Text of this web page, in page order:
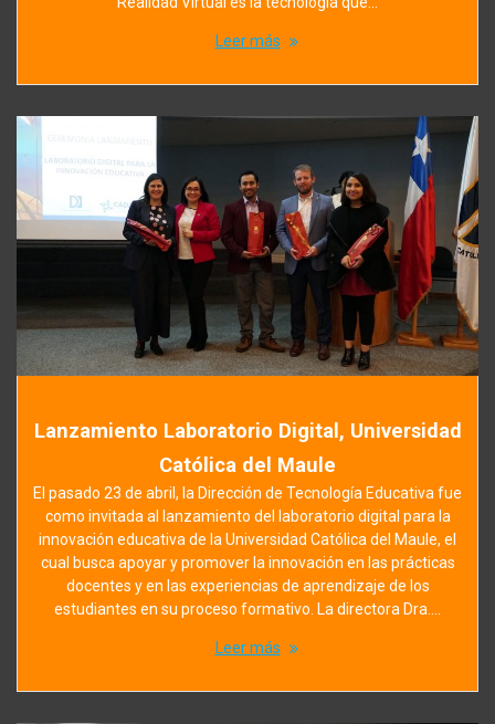
Leer más
Lanzamiento Laboratorio Digital, Universidad
Católica del Maule
El pasado 23 de abril, la Dirección de Tecnología Educativa fue
como invitada al lanzamiento del laboratorio digital para la
innovación educativa de la Universidad Católica del Maule, el
cual busca apoyar y promover la innovación en las prácticas
docentes y en las experiencias de aprendizaje de los
estudiantes en su proceso formativo. La directora Dra.…
Leer más